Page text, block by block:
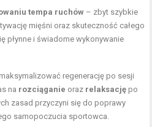
tempa ruchów – zbyt szybkie
mięśni oraz skuteczność całego
płynne i świadome wykonywanie
regenerację po sesji
na rozciąganie oraz relaksację po
zasad przyczyni się do poprawy
samopoczucia sportowca.